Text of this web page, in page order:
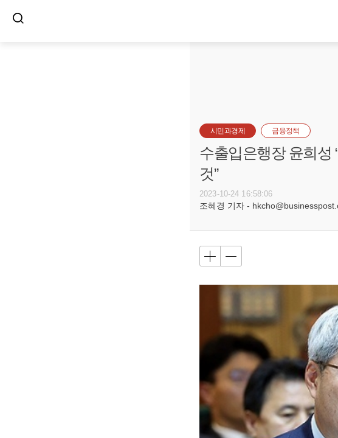
시민과경제 금융정책
수출입은행장 윤희성
것”
2023-10-24 16:58:06
조혜경 기자 -